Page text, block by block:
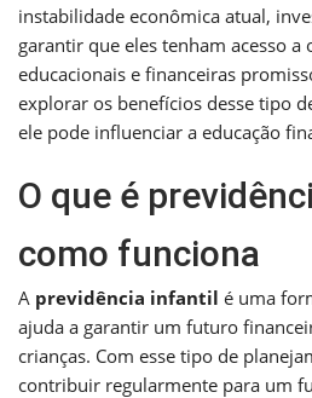
instabilidade econômica atual,
garantir que eles tenham acesso a
educacionais e financeiras
explorar os benefícios desse tipo
ele pode influenciar a educação
O que é
como funciona
A previdência infantil é uma
ajuda a garantir um futuro
crianças. Com esse tipo de
contribuir regularmente para um